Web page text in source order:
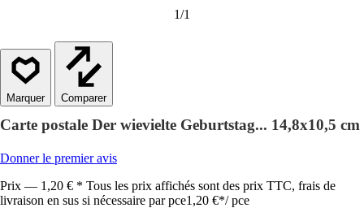
1/1
Comparer
Carte postale Der wievielte Geburtstag... 14,8x10,5 cm
Donner le premier avis
Prix — 1,20 € * Tous les prix affichés sont des prix TTC, frais de
livraison en sus si nécessaire par pce1,20 €*/ pce